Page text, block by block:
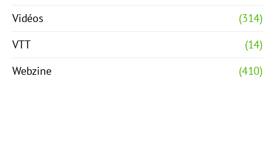
Vidéos
(314)
VTT
(14)
Webzine
(410)